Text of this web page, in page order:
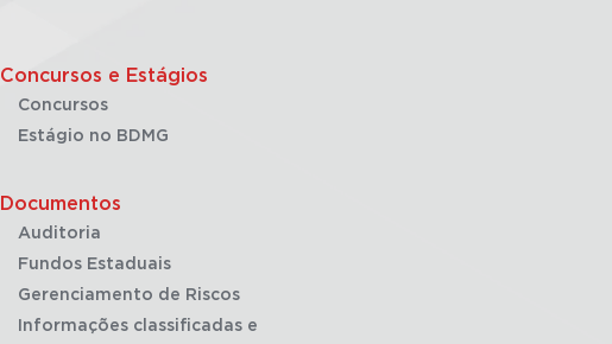
Concursos e Estágios
Concursos
Estágio no BDMG
Documentos
Auditoria
Fundos Estaduais
Gerenciamento de Riscos
Informações classificadas e